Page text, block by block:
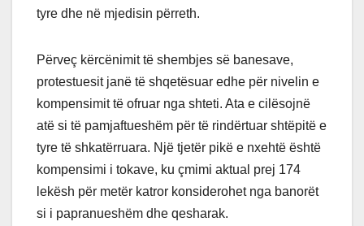
tyre dhe në mjedisin përreth.
Përveç kërcënimit të shembjes së banesave,
protestuesit janë të shqetësuar edhe për nivelin e
kompensimit të ofruar nga shteti. Ata e cilësojnë
atë si të pamjaftueshëm për të rindërtuar shtëpitë e
tyre të shkatërruara. Një tjetër pikë e nxehtë është
kompensimi i tokave, ku çmimi aktual prej 174
lekësh për metër katror konsiderohet nga banorët
si i papranueshëm dhe qesharak.